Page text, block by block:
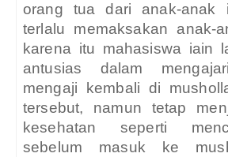
orang tua dari anak-anak
terlalu memaksakan anak-
karena itu mahasiswa iain
antusias dalam
mengaji kembali di
tersebut, namun tetap
kesehatan seperti
sebelum masuk ke